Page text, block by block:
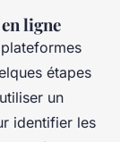
ligne
étapes
un
identifier les